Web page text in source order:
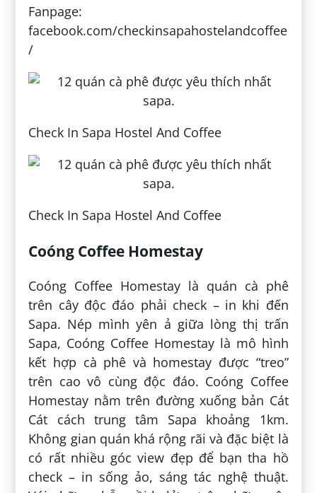
Fanpage:
facebook.com/checkinsapahostelandcoffee
/
Check In Sapa Hostel And Coffee
Check In Sapa Hostel And Coffee
Coóng Coffee Homestay
Coóng Coffee Homestay là quán cà phê
trên cây độc đáo phải check – in khi đến
Sapa. Nép mình yên ả giữa lòng thị trấn
Sapa, Coóng Coffee Homestay là mô hình
kết hợp cà phê và homestay được “treo”
trên cao vô cùng độc đáo. Coóng Coffee
Homestay nằm trên đường xuống bản Cát
Cát cách trung tâm Sapa khoảng 1km.
Không gian quán khá rộng rãi và đặc biệt là
có rất nhiều góc view đẹp để bạn tha hồ
check – in sống ảo, sáng tác nghệ thuật.